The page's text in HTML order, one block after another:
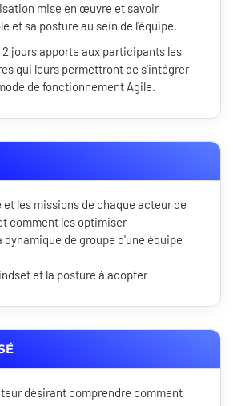
mise en œuvre et savoir
et sa posture au sein de l'équipe.
jours apporte aux participants les
qui leurs permettront de s'intégrer
de fonctionnement Agile.
et les missions de chaque acteur de
comment les optimiser
dynamique de groupe d'une équipe
et la posture à adopter
désirant comprendre comment